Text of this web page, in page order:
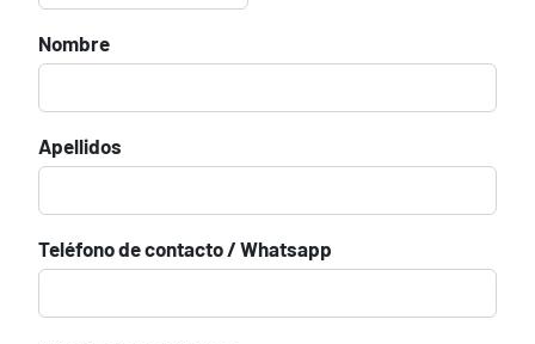
Nombre
Apellidos
Teléfono de contacto / Whatsapp